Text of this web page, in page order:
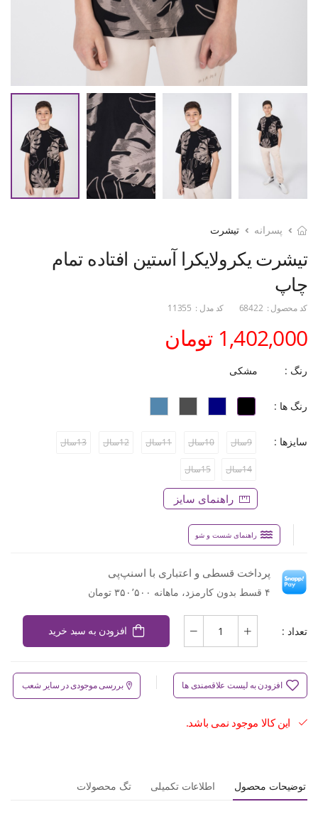
پسرانه تیشرت
تیشرت یکرولایکرا آستین افتاده تمام
چاپ
کد محصول : 68422 کد مدل : 11355
1,402,000 تومان
رنگ : مشکی
رنگ ها :
سایزها : 9سال 10سال 11سال 12سال 13سال
14سال 15سال
راهنمای سایز
راهنمای شست و شو
پرداخت قسطی و اعتباری با اسنپ‌پی
۴ قسط بدون کارمزد، ماهانه ۳۵۰٬۵۰۰ تومان
تعداد : افزودن به سبد خرید
افزودن به لیست علاقه‌مندی ها بررسی موجودی در سایر شعب
این کالا موجود نمی باشد.
توضیحات محصول اطلاعات تکمیلی تگ محصولات